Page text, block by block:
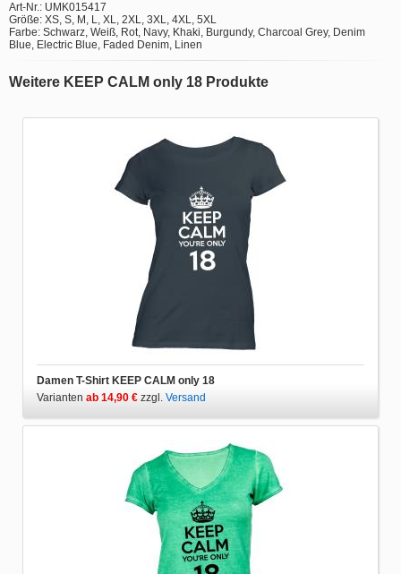
Art-Nr.: UMK015417
Größe: XS, S, M, L, XL, 2XL, 3XL, 4XL, 5XL
Farbe: Schwarz, Weiß, Rot, Navy, Khaki, Burgundy, Charcoal Grey, Denim
Blue, Electric Blue, Faded Denim, Linen
Weitere KEEP CALM only 18 Produkte
Damen T-Shirt KEEP CALM only 18
Varianten ab 14,90 € zzgl. Versand